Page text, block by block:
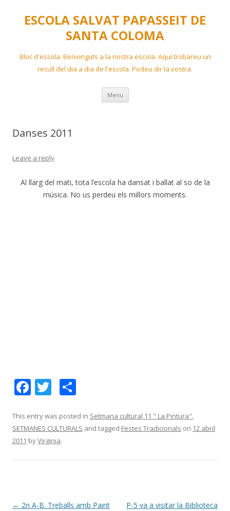
ESCOLA SALVAT PAPASSEIT DE
SANTA COLOMA
Bloc d'escola. Benvinguts a la nostra escola. Aquí trobareu un
recull del dia a dia de l'escola. Podeu dir la vostra.
Menu Skip
content
Danses 2011
Leave a reply
Al llarg del mati, tota l’escola ha dansat i ballat al so de la
música. No us perdeu els millors moments.
F
e
b
T
itt
er
m
p
This entry was posted in Setmana cultural 11 " La Pintura",
SETMANES CULTURALS and tagged Festes Tradicionals on 12 abril
2011 byVirginia.
Post
← 2n A-B. Treballs amb Paint
P-5 va a visitar la Biblioteca